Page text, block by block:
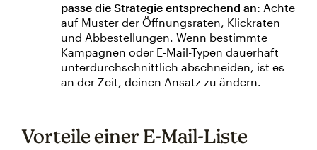
passe die Strategie entsprechend an: Achte
auf Muster der Öffnungsraten, Klickraten
und Abbestellungen. Wenn bestimmte
Kampagnen oder E-Mail-Typen dauerhaft
unterdurchschnittlich abschneiden, ist es
an der Zeit, deinen Ansatz zu ändern.
Vorteile einer E-Mail-Liste